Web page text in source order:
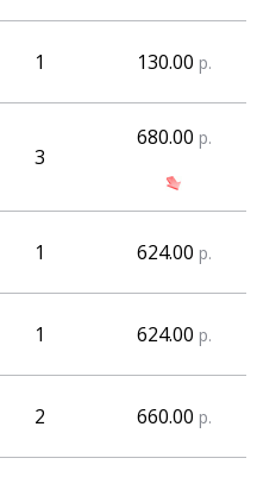
1 130.00 р.
3
680.00 р.
1 624.00 р.
1 624.00 р.
2 660.00 р.